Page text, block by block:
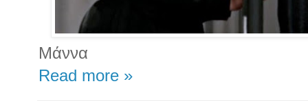
Μάννα
Read more »